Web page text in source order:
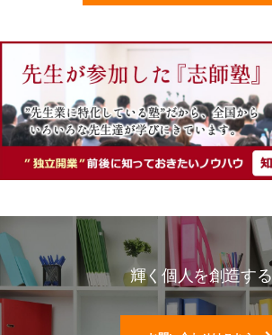
輝く個人を創造する